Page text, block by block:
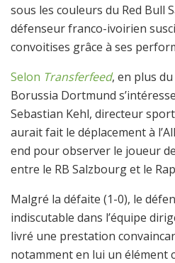
sous les couleurs du Red Bull
défenseur franco-ivoirien
convoitises grâce à ses
Selon Transferfeed, en plus du
Borussia Dortmund
Sebastian Kehl, directeur
aurait fait le déplacement à
end pour observer le joueur
entre le RB Salzbourg et le
Malgré la défaite (1-0), le
indiscutable dans l’équipe
livré une prestation
notamment en lui un élément